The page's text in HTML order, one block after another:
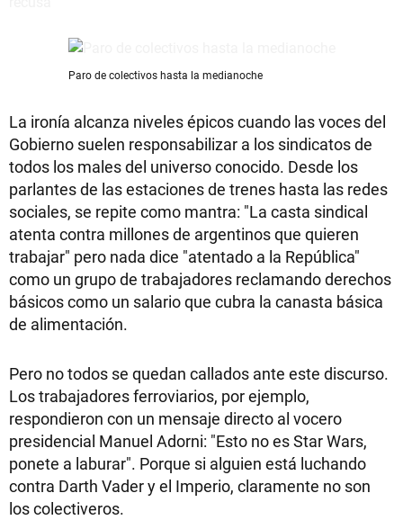
Paro de colectivos hasta la medianoche
La ironía alcanza niveles épicos cuando las voces del
Gobierno suelen responsabilizar a los sindicatos de
todos los males del universo conocido. Desde los
parlantes de las estaciones de trenes hasta las redes
sociales, se repite como mantra: "La casta sindical
atenta contra millones de argentinos que quieren
trabajar" pero nada dice "atentado a la República"
como un grupo de trabajadores reclamando derechos
básicos como un salario que cubra la canasta básica
de alimentación.
Pero no todos se quedan callados ante este discurso.
Los trabajadores ferroviarios, por ejemplo,
respondieron con un mensaje directo al vocero
presidencial Manuel Adorni: "Esto no es Star Wars,
ponete a laburar". Porque si alguien está luchando
contra Darth Vader y el Imperio, claramente no son
los colectiveros.